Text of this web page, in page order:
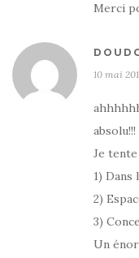
Merci
10 mai
Je tente
1) Dans
2)
3)
Un